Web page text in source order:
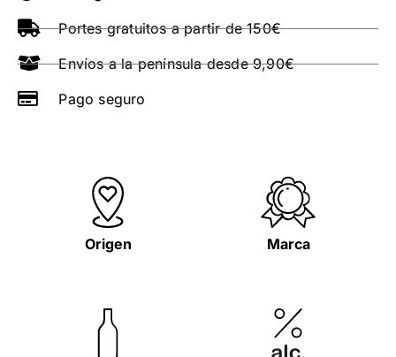
Portes gratuitos a partir de 150€
Envíos a la península desde 9,90€
Pago seguro
Origen Marca